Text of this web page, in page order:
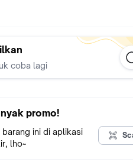
coba lagi
promo!
ini di aplikasi
lho~